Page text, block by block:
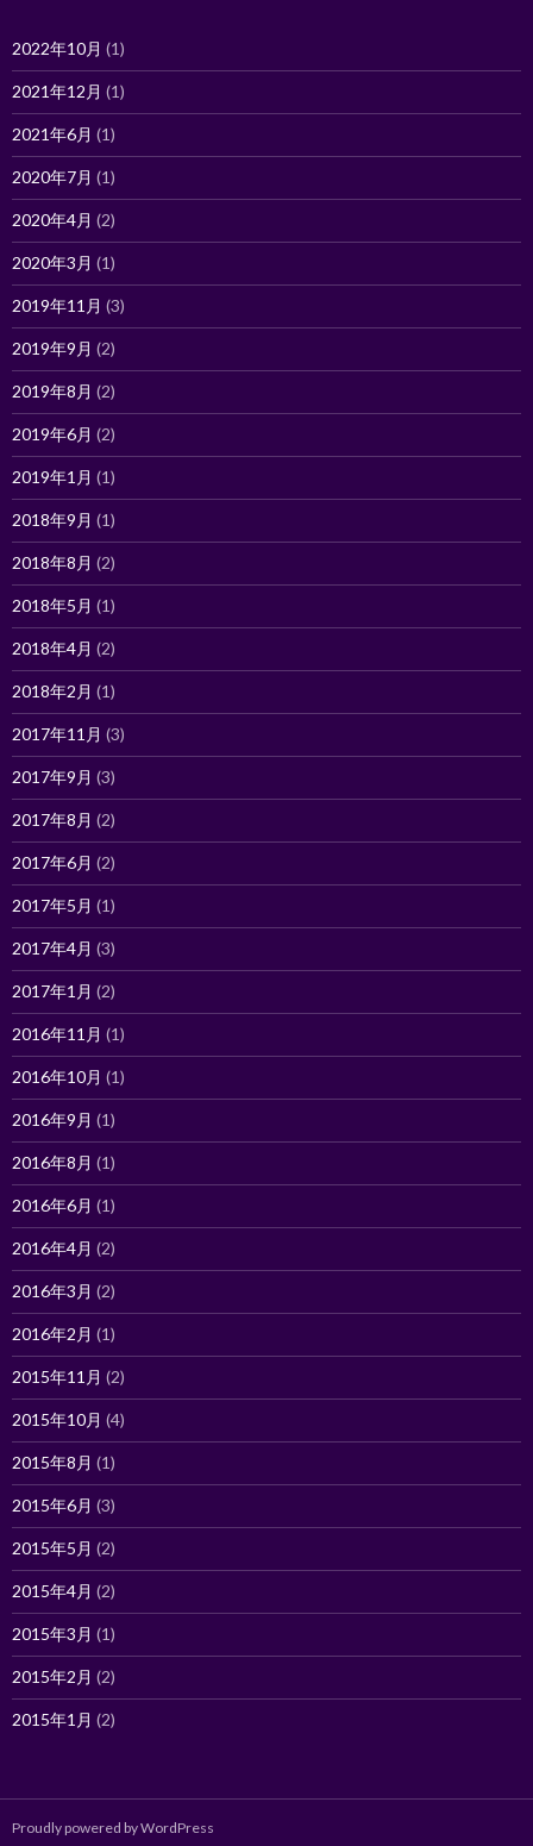
2022年10月 (1)
2021年12月 (1)
2021年6月 (1)
2020年7月 (1)
2020年4月 (2)
2020年3月 (1)
2019年11月 (3)
2019年9月 (2)
2019年8月 (2)
2019年6月 (2)
2019年1月 (1)
2018年9月 (1)
2018年8月 (2)
2018年5月 (1)
2018年4月 (2)
2018年2月 (1)
2017年11月 (3)
2017年9月 (3)
2017年8月 (2)
2017年6月 (2)
2017年5月 (1)
2017年4月 (3)
2017年1月 (2)
2016年11月 (1)
2016年10月 (1)
2016年9月 (1)
2016年8月 (1)
2016年6月 (1)
2016年4月 (2)
2016年3月 (2)
2016年2月 (1)
2015年11月 (2)
2015年10月 (4)
2015年8月 (1)
2015年6月 (3)
2015年5月 (2)
2015年4月 (2)
2015年3月 (1)
2015年2月 (2)
2015年1月 (2)
Proudly powered by WordPress